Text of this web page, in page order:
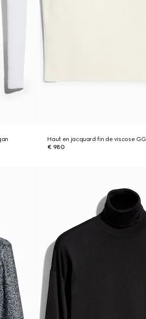
Haut en jacquard fin de viscose GG
€ 980